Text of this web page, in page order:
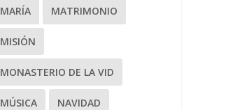
MARÍA MATRIMONIO
MISIÓN
MONASTERIO DE LA VID
MÚSICA NAVIDAD